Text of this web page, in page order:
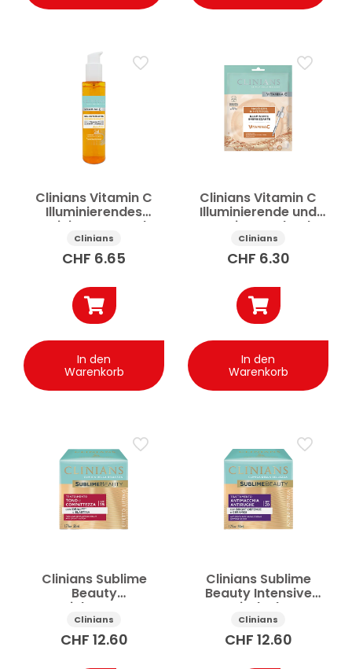
Clinians Vitamin C
Illuminierendes
Reinigungs- und
Masken-Gel AHA
Complex 150ml
Clinians
CHF 6.65
In den
Warenkorb
Clinians Vitamin C
Illuminierende und
Energiespendende
Hydrogel-
Gesichtsmaske 30g
Clinians
CHF 6.30
In den
Warenkorb
Clinians Sublime
Beauty
Gesichtscreme
Straffung und
Ebenmässiger
Hautton 50ml
Clinians
CHF 12.60
Clinians Sublime
Beauty Intensive
Anti-Flecken
Gesichtscreme 50ml
Clinians
CHF 12.60